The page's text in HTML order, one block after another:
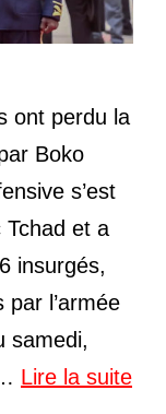
ont perdu la
Boko
s’est
Tchad et a
insurgés,
l’armée
samedi,
Lire la suite